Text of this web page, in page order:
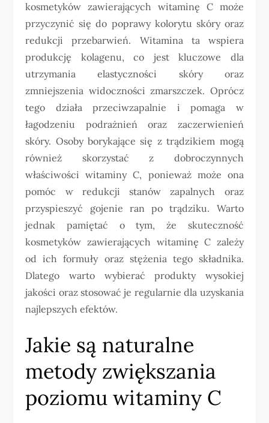
kosmetyków zawierających witaminę C może
przyczynić się do poprawy kolorytu skóry oraz
redukcji przebarwień. Witamina ta wspiera
produkcję kolagenu, co jest kluczowe dla
utrzymania elastyczności skóry oraz
zmniejszenia widoczności zmarszczek. Oprócz
tego działa przeciwzapalnie i pomaga w
łagodzeniu podrażnień oraz zaczerwienień
skóry. Osoby borykające się z trądzikiem mogą
również skorzystać z dobroczynnych
właściwości witaminy C, ponieważ może ona
pomóc w redukcji stanów zapalnych oraz
przyspieszyć gojenie ran po trądziku. Warto
jednak pamiętać o tym, że skuteczność
kosmetyków zawierających witaminę C zależy
od ich formuły oraz stężenia tego składnika.
Dlatego warto wybierać produkty wysokiej
jakości oraz stosować je regularnie dla uzyskania
najlepszych efektów.
Jakie są naturalne
metody zwiększania
poziomu witaminy C